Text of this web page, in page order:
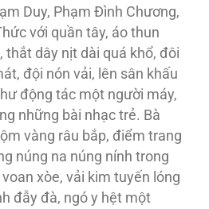
Duy, Phạm Đình Chương,
với quần tây, áo thun
dây nịt dài quá khổ, đôi
đội nón vải, lên sân khấu
động tác một người máy,
những bài nhạc trẻ. Bà
vàng râu bắp, điểm trang
núng na núng nính trong
xòe, vải kim tuyến lóng
đẫy đà, ngó y hệt một